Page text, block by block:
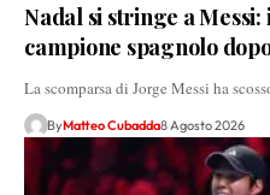
Nadal si stringe a
campione spagnolo
La scomparsa di Jorge Messi ha
ByMatteo Cubadda8 Agosto 2026